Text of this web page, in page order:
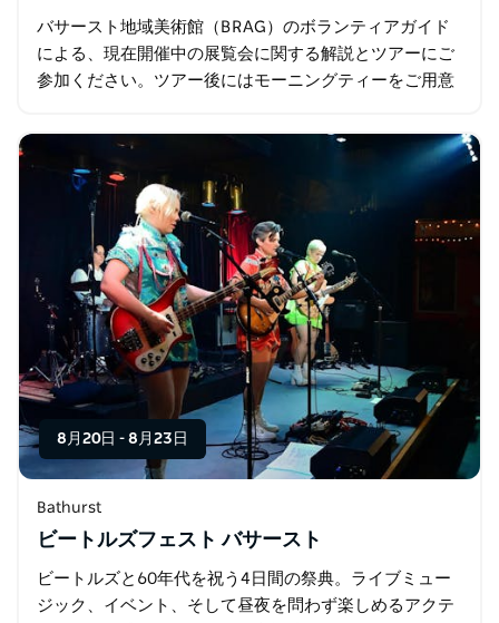
バサースト地域美術館（BRAG）のボランティアガイド
による、現在開催中の展覧会に関する解説とツアーにご
参加ください。ツアー後にはモーニングティーをご用意
は事前予約が必要です。…
8月20日 - 8月23日
Bathurst
ビートルズフェスト バサースト
ビートルズと60年代を祝う4日間の祭典。ライブミュー
ジック、イベント、そして昼夜を問わず楽しめるアクテ